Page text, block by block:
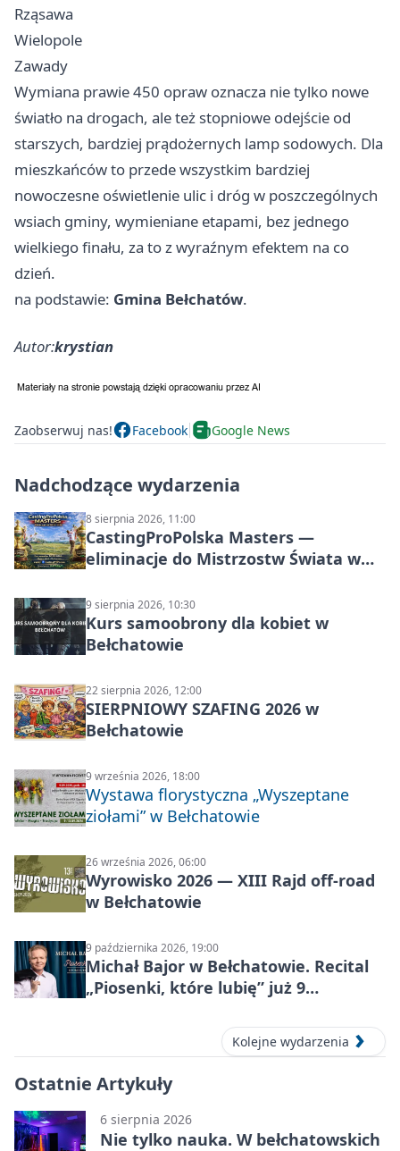
Rząsawa
Wielopole
Zawady
Wymiana prawie 450 opraw oznacza nie tylko nowe
światło na drogach, ale też stopniowe odejście od
starszych, bardziej prądożernych lamp sodowych. Dla
mieszkańców to przede wszystkim bardziej
nowoczesne oświetlenie ulic i dróg w poszczególnych
wsiach gminy, wymieniane etapami, bez jednego
wielkiego finału, za to z wyraźnym efektem na co
dzień.
na podstawie: Gmina Bełchatów.
Autor:krystian
Zaobserwuj nas! Facebook Google News
Nadchodzące wydarzenia
8 sierpnia 2026, 11:00
CastingProPolska Masters —
eliminacje do Mistrzostw Świata w
9 sierpnia 2026, 10:30
Kurs samoobrony dla kobiet w
Bełchatowie
22 sierpnia 2026, 12:00
SIERPNIOWY SZAFING 2026 w
Bełchatowie
9 września 2026, 18:00
Wystawa florystyczna „Wyszeptane
ziołami” w Bełchatowie
26 września 2026, 06:00
Wyrowisko 2026 — XIII Rajd off‑road
w Bełchatowie
9 października 2026, 19:00
Michał Bajor w Bełchatowie. Recital
„Piosenki, które lubię” już 9
Kolejne wydarzenia
Ostatnie Artykuły
6 sierpnia 2026
Nie tylko nauka. W bełchatowskich